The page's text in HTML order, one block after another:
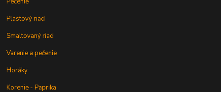
Plastový riad
Smaltovaný riad
Varenie a pečenie
Horáky
Korenie - Paprika